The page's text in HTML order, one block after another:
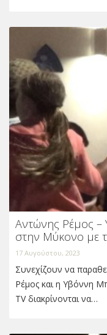
Αντώνης Ρέμος –
στην Μύκονο με
17 Αυγούστου, 2023
Συνεχίζουν να
Ρέμος και η Υβόννη
TV διακρίνονται να…